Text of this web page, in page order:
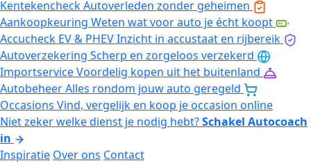
KentekencheckAutoverleden zonder geheimen
Aankoopkeuring Weten wat voor auto je écht koopt
Accucheck EV & PHEVInzicht in accustaat en rijbereik
Autoverzekering Scherp en zorgeloos verzekerd
ImportserviceVoordelig kopen uit het buitenland
AutobeheerAlles rondom jouw auto geregeld
Occasions Vind, vergelijk en koop je occasion online
Niet zeker welke dienst je nodig hebt?Schakel Autocoach
in
Inspiratie Over ons Contact